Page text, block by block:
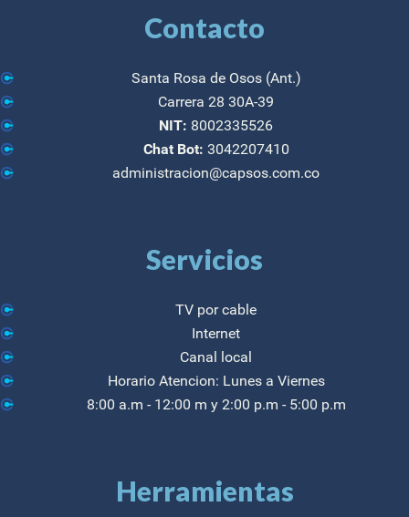
Contacto
Santa Rosa de Osos (Ant.)
Carrera 28 30A-39
NIT: 8002335526
Chat Bot: 3042207410
administracion@capsos.com.co
Servicios
TV por cable
Internet
Canal local
Horario Atencion: Lunes a Viernes
8:00 a.m - 12:00 m y 2:00 p.m - 5:00 p.m
Herramientas